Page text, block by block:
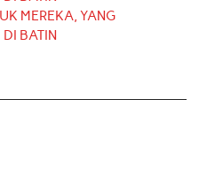
MEREKA, YANG
DI BATIN